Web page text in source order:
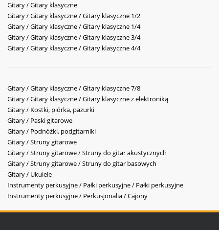
Gitary / Gitary klasyczne
Gitary / Gitary klasyczne / Gitary klasyczne 1/2
Gitary / Gitary klasyczne / Gitary klasyczne 1/4
Gitary / Gitary klasyczne / Gitary klasyczne 3/4
Gitary / Gitary klasyczne / Gitary klasyczne 4/4
Gitary / Gitary klasyczne / Gitary klasyczne 7/8
Gitary / Gitary klasyczne / Gitary klasyczne z elektroniką
Gitary / Kostki, piórka, pazurki
Gitary / Paski gitarowe
Gitary / Podnóżki, podgitarniki
Gitary / Struny gitarowe
Gitary / Struny gitarowe / Struny do gitar akustycznych
Gitary / Struny gitarowe / Struny do gitar basowych
Gitary / Ukulele
Instrumenty perkusyjne / Pałki perkusyjne / Pałki perkusyjne
Instrumenty perkusyjne / Perkusjonalia / Cajony